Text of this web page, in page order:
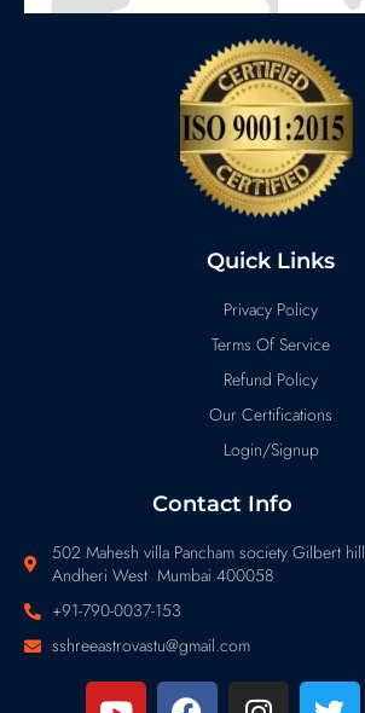
Quick Links
Privacy Policy
Terms Of Service
Refund Policy
Our Certifications
Login/Signup
Contact Info
502 Mahesh villa Pancham society Gilbert hill
Andheri West Mumbai 400058
+91-790-0037-153
sshreeastrovastu@gmail.com